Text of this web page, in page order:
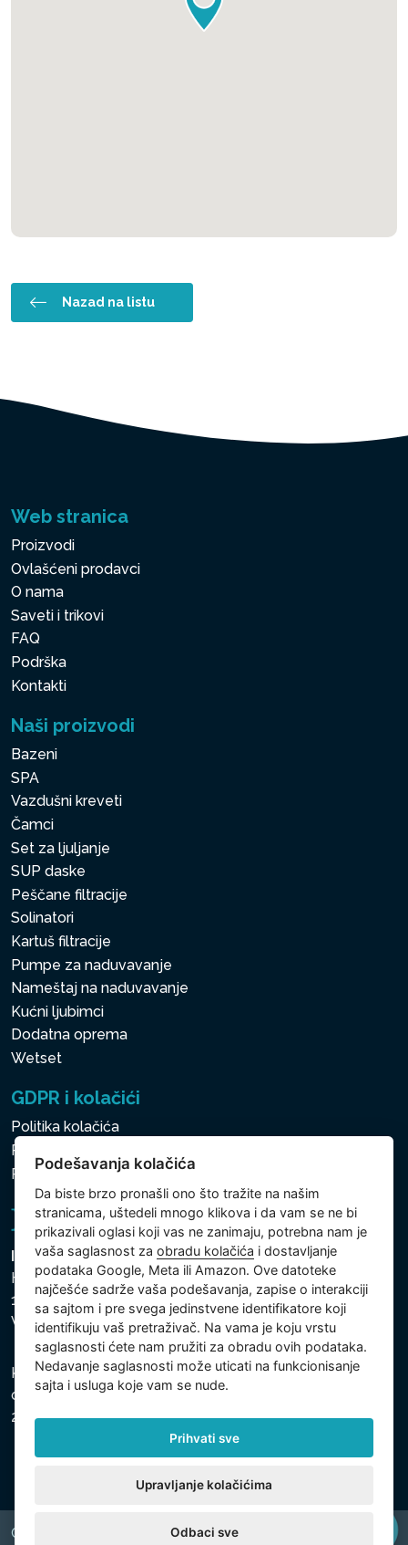
Nazad na listu
Web stranica
Proizvodi
Ovlašćeni prodavci
O nama
Saveti i trikovi
FAQ
Podrška
Kontakti
Naši proizvodi
Bazeni
SPA
Vazdušni kreveti
Čamci
Set za ljuljanje
SUP daske
Peščane filtracije
Solinatori
Kartuš filtracije
Pumpe za naduvavanje
Nameštaj na naduvavanje
Kućni ljubimci
Dodatna oprema
Wetset
GDPR i kolačići
Politika kolačića
Politika zaštite ličnih i drugih obrađivanih podataka
Podešavanja kolačića
Intex Trading, s.r.o.
Hradecká 2526/3
130 00 Praha 3
Vinohrady - Česká republika
Kompanija je registrovana u Opštinskom sudu u Pragu,
odeljak C, uložak 74759, Identifikacioni broj kompanije:
26150808, Poreski identifikacioni broj: CZ26150808.
Copyright © 2026 INTEX TRADING s.r.o. All rights reserved.
Podešavanja kolačića
Da biste brzo pronašli ono što tražite na našim
stranicama, uštedeli mnogo klikova i da vam se ne bi
prikazivali oglasi koji vas ne zanimaju, potrebna nam je
vaša saglasnost zaobradu kolačića i dostavljanje
podataka Google, Meta ili Amazon. Ove datoteke
najčešće sadrže vaša podešavanja, zapise o interakciji
sa sajtom i pre svega jedinstvene identifikatore koji
identifikuju vaš pretraživač. Na vama je koju vrstu
saglasnosti ćete nam pružiti za obradu ovih podataka.
Nedavanje saglasnosti može uticati na funkcionisanje
sajta i usluga koje vam se nude.
Prihvati sve
Upravljanje kolačićima
Odbaci sve